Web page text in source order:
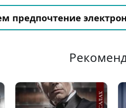
предпочтение